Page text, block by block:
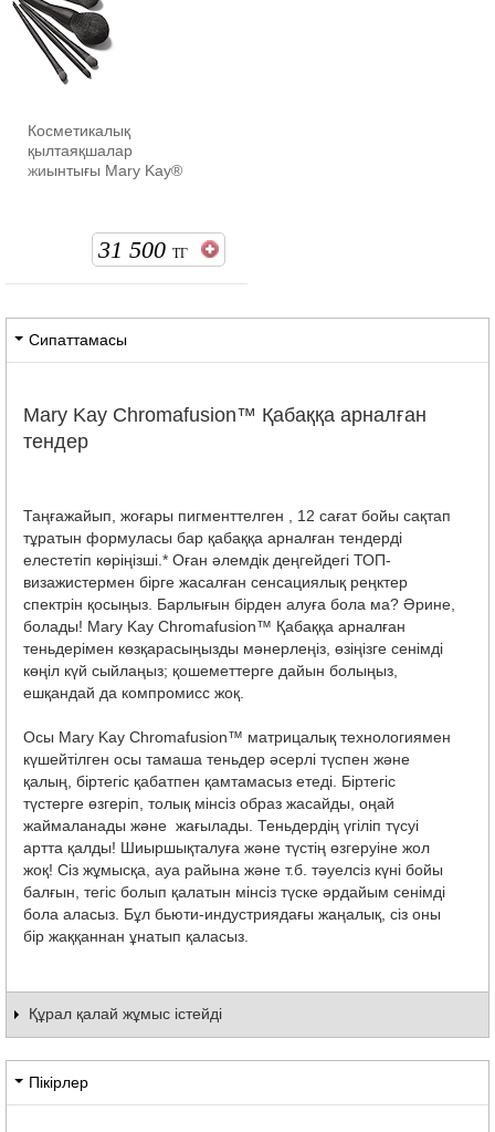
Косметикалық
қылтаяқшалар
жиынтығы Mary Kay®
31 500 ТГ
Сипаттамасы
Mary Kay Chromafusion™ Қабаққа арналған
тендер
Таңғажайып, жоғары пигменттелген , 12 сағат бойы сақтап
тұратын формуласы бар қабаққа арналған тендерді
елестетіп көріңізші.* Оған әлемдік деңгейдегі ТОП-
визажистермен бірге жасалған сенсациялық реңктер
спектрін қосыңыз. Барлығын бірден алуға бола ма? Әрине,
болады! Mary Kay Chromafusion™ Қабаққа арналған
теньдерімен көзқарасыңызды мәнерлеңіз, өзіңізге сенімді
көңіл күй сыйлаңыз; қошеметтерге дайын болыңыз,
ешқандай да компромисс жоқ.
Осы Mary Kay Chromafusion™ матрицалық технологиямен
күшейтілген осы тамаша теньдер әсерлі түспен және
қалың, біртегіс қабатпен қамтамасыз етеді. Біртегіс
түстерге өзгеріп, толық мінсіз образ жасайды, оңай
жаймаланады және жағылады. Теньдердің үгіліп түсуі
артта қалды! Шиыршықталуға және түстің өзгеруіне жол
жоқ! Сіз жұмысқа, ауа райына және т.б. тәуелсіз күні бойы
балғын, тегіс болып қалатын мінсіз түске әрдайым сенімді
бола аласыз. Бұл бьюти-индустриядағы жаңалық, сіз оны
бір жаққаннан ұнатып қаласыз.
Құрал қалай жұмыс істейді
Пікірлер